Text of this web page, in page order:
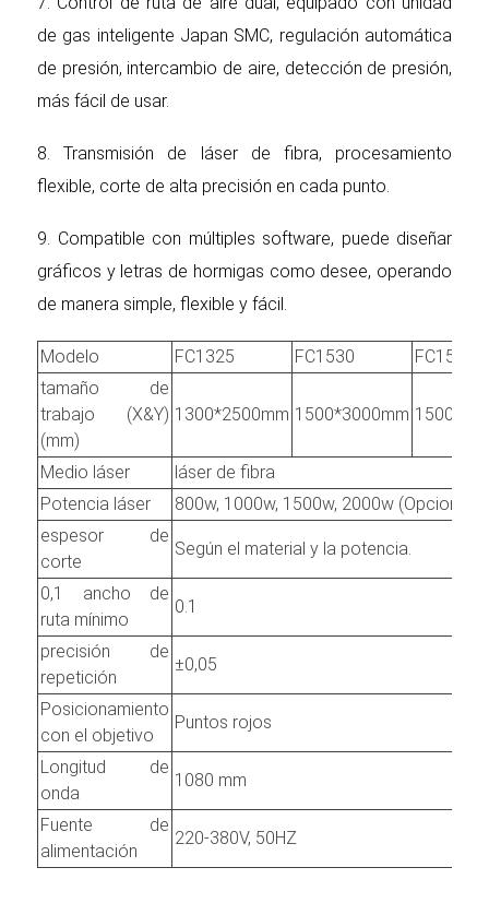
de gas inteligente Japan SMC, regulación automática
de presión, intercambio de aire, detección de presión,
más fácil de usar.
8. Transmisión de láser de fibra, procesamiento
flexible, corte de alta precisión en cada punto.
9. Compatible con múltiples software, puede diseñar
gráficos y letras de hormigas como desee, operando
de manera simple, flexible y fácil.
Modelo FC1325 FC1530
FC1540
tamaño de
trabajo (X&Y)
(mm)
1300*2500mm 1500*3000mm
Medio láser
láser de fibra
Potencia láser
800w, 1000w, 1500w, 2000w (Opcional)
espesor de
corte
Según el material y la potencia.
0,1 ancho de
ruta mínimo
0.1
precisión de
repetición
±0,05
Posicionamiento
con el objetivo
Puntos rojos
Longitud de
onda
1080 mm
Fuente de
alimentación
220-380V, 50HZ